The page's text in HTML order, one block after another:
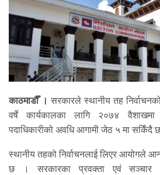
काठमाडौँ । सरकारले स्थानीय तह
वर्षे कार्यकालका लागि २०७४ वैशाखमा
पदाधिकारीको अवधि आगामी जेठ ५ मा सकिँदै
स्थानीय तहको निर्वाचनलाई लिएर आयोगले
छ । सरकारका प्रवक्ता एवं सञ्चार